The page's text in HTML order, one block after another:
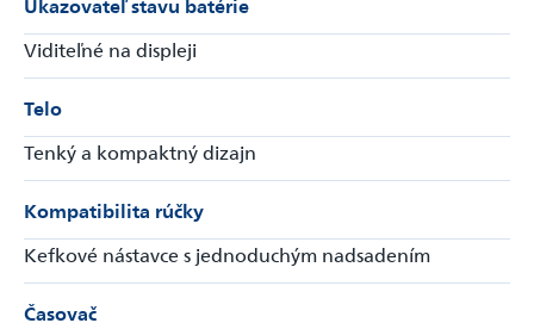
Viditeľné na displeji
Telo
Tenký a kompaktný dizajn
Kompatibilita rúčky
Kefkové nástavce s jednoduchým nadsadením
Časovač